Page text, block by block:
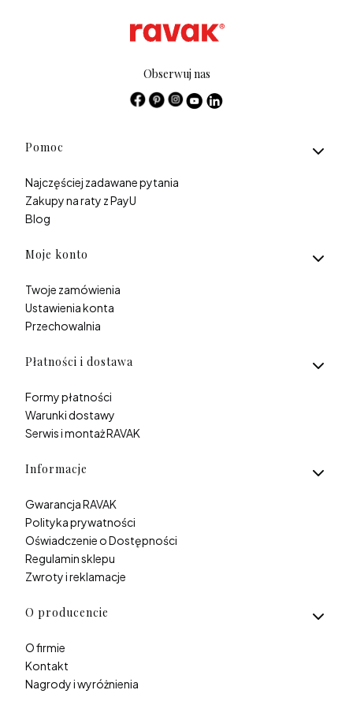
Obserwuj nas
Linki w stopce
Pomoc
Najczęściej zadawane pytania
Zakupy na raty z PayU
Blog
Moje konto
Twoje zamówienia
Ustawienia konta
Przechowalnia
Płatności i dostawa
Formy płatności
Warunki dostawy
Serwis i montaż RAVAK
Informacje
Gwarancja RAVAK
Polityka prywatności
Oświadczenie o Dostępności
Regulamin sklepu
Zwroty i reklamacje
O producencie
O firmie
Kontakt
Nagrody i wyróżnienia